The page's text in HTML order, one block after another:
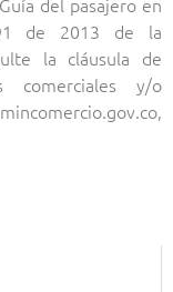
de 2013 de la
la cláusula de
comerciales y/o